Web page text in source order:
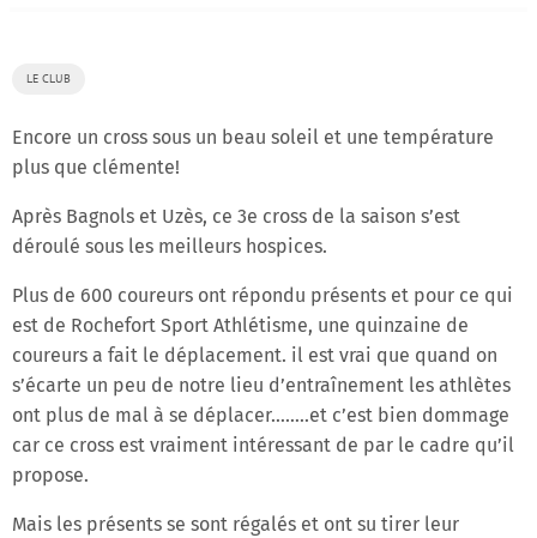
LE CLUB
Encore un cross sous un beau soleil et une température
plus que clémente!
Après Bagnols et Uzès, ce 3e cross de la saison s’est
déroulé sous les meilleurs hospices.
Plus de 600 coureurs ont répondu présents et pour ce qui
est de Rochefort Sport Athlétisme, une quinzaine de
coureurs a fait le déplacement. il est vrai que quand on
s’écarte un peu de notre lieu d’entraînement les athlètes
ont plus de mal à se déplacer……..et c’est bien dommage
car ce cross est vraiment intéressant de par le cadre qu’il
propose.
Mais les présents se sont régalés et ont su tirer leur